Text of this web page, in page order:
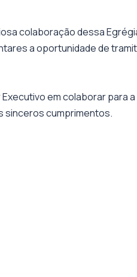
colaboração dessa
a oportunidade de
em colaborar para
sinceros cumprimentos.